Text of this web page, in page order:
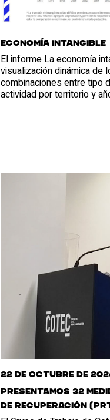
Economía intangible
El informe La economía
visualización dinámica de
combinaciones entre tipo
actividad por territorio y
22 de octubre de
Presentamos 32
de recuperación